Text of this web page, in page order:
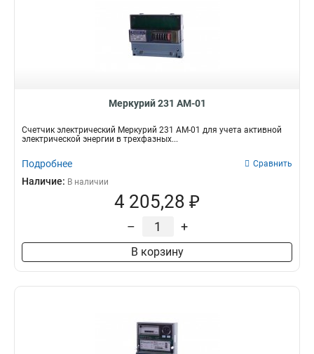
Меркурий 231 АМ-01
Счетчик электрический Меркурий 231 АМ-01 для учета активной
электрической энергии в трехфазных...
Подробнее Сравнить
Наличие: В наличии
4 205,28 ₽
– +
В корзину